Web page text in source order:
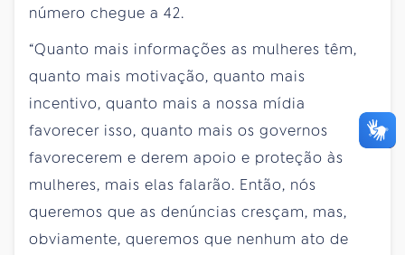
número chegue a 42.
“Quanto mais informações as mulheres têm,
quanto mais motivação, quanto mais
incentivo, quanto mais a nossa mídia
favorecer isso, quanto mais os governos
favorecerem e derem apoio e proteção às
mulheres, mais elas falarão. Então, nós
queremos que as denúncias cresçam, mas,
obviamente, queremos que nenhum ato de